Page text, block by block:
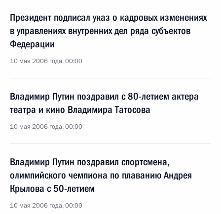
Президент подписал указ о кадровых изменениях
в управлениях внутренних дел ряда субъектов
Федерации
10 мая 2006 года, 00:00
Владимир Путин поздравил с 80-летием актера
театра и кино Владимира Татосова
10 мая 2006 года, 00:00
Владимир Путин поздравил спортсмена,
олимпийского чемпиона по плаванию Андрея
Крылова с 50-летием
10 мая 2006 года, 00:00